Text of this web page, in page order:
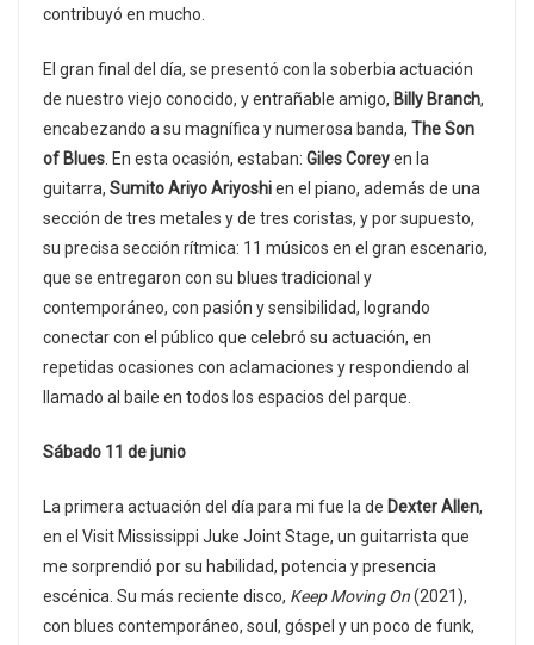
contribuyó en mucho.
El gran final del día, se presentó con la soberbia actuación
de nuestro viejo conocido, y entrañable amigo, Billy Branch,
encabezando a su magnífica y numerosa banda, The Son
of Blues . En esta ocasión, estaban: Giles Coreyen la
guitarra, Sumito Ariyo Ariyoshien el piano, además de una
sección de tres metales y de tres coristas, y por supuesto,
su precisa sección rítmica: 11 músicos en el gran escenario,
que se entregaron con su blues tradicional y
contemporáneo, con pasión y sensibilidad, logrando
conectar con el público que celebró su actuación, en
repetidas ocasiones con aclamaciones y respondiendo al
llamado al baile en todos los espacios del parque.
Sábado 11 de junio
La primera actuación del día para mi fue la de Dexter Allen,
en el Visit Mississippi Juke Joint Stage, un guitarrista que
me sorprendió por su habilidad, potencia y presencia
escénica. Su más reciente disco, Keep Moving On(2021),
con blues contemporáneo, soul, góspel y un poco de funk,